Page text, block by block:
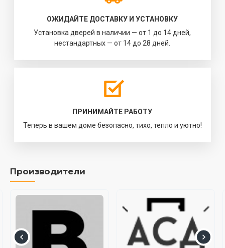
ОЖИДАЙТЕ ДОСТАВКУ И УСТАНОВКУ
Установка дверей в наличии — от 1 до 14 дней,
нестандартных — от 14 до 28 дней.
ПРИНИМАЙТЕ РАБОТУ
Теперь в вашем доме безопасно, тихо, тепло и уютно!
Производители